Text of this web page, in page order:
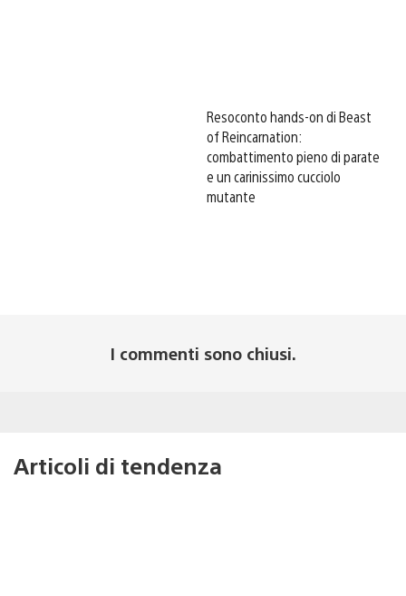
Resoconto hands-on di Beast
of Reincarnation:
combattimento pieno di parate
e un carinissimo cucciolo
mutante
I commenti sono chiusi.
Articoli di tendenza